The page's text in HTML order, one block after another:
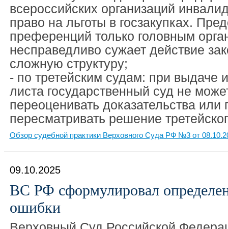
всероссийских организаций
право на льготы в госзакупках.
преференций только головным
несправедливо сужает действие
сложную структуру;
- по третейским судам: при выдаче
листа государственный суд не
переоценивать доказательства или
пересматривать решение
Обзор судебной практики Верховного Суда РФ №3 от
09.10.2025
ВС РФ сформулировал
ошибки